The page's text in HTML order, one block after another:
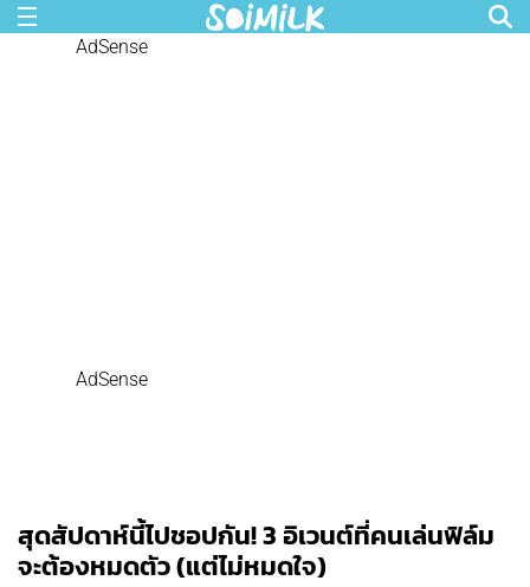
AdSense
AdSense
สุดสัปดาห์นี้ไปชอปกัน! 3 อิเวนต์ที่คนเล่นฟิล์ม
จะต้องหมดตัว (แต่ไม่หมดใจ)